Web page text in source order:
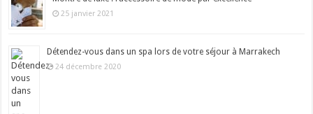
25 janvier 2021
Détendez-vous dans un spa lors de votre séjour à Marrakech
24 décembre 2020